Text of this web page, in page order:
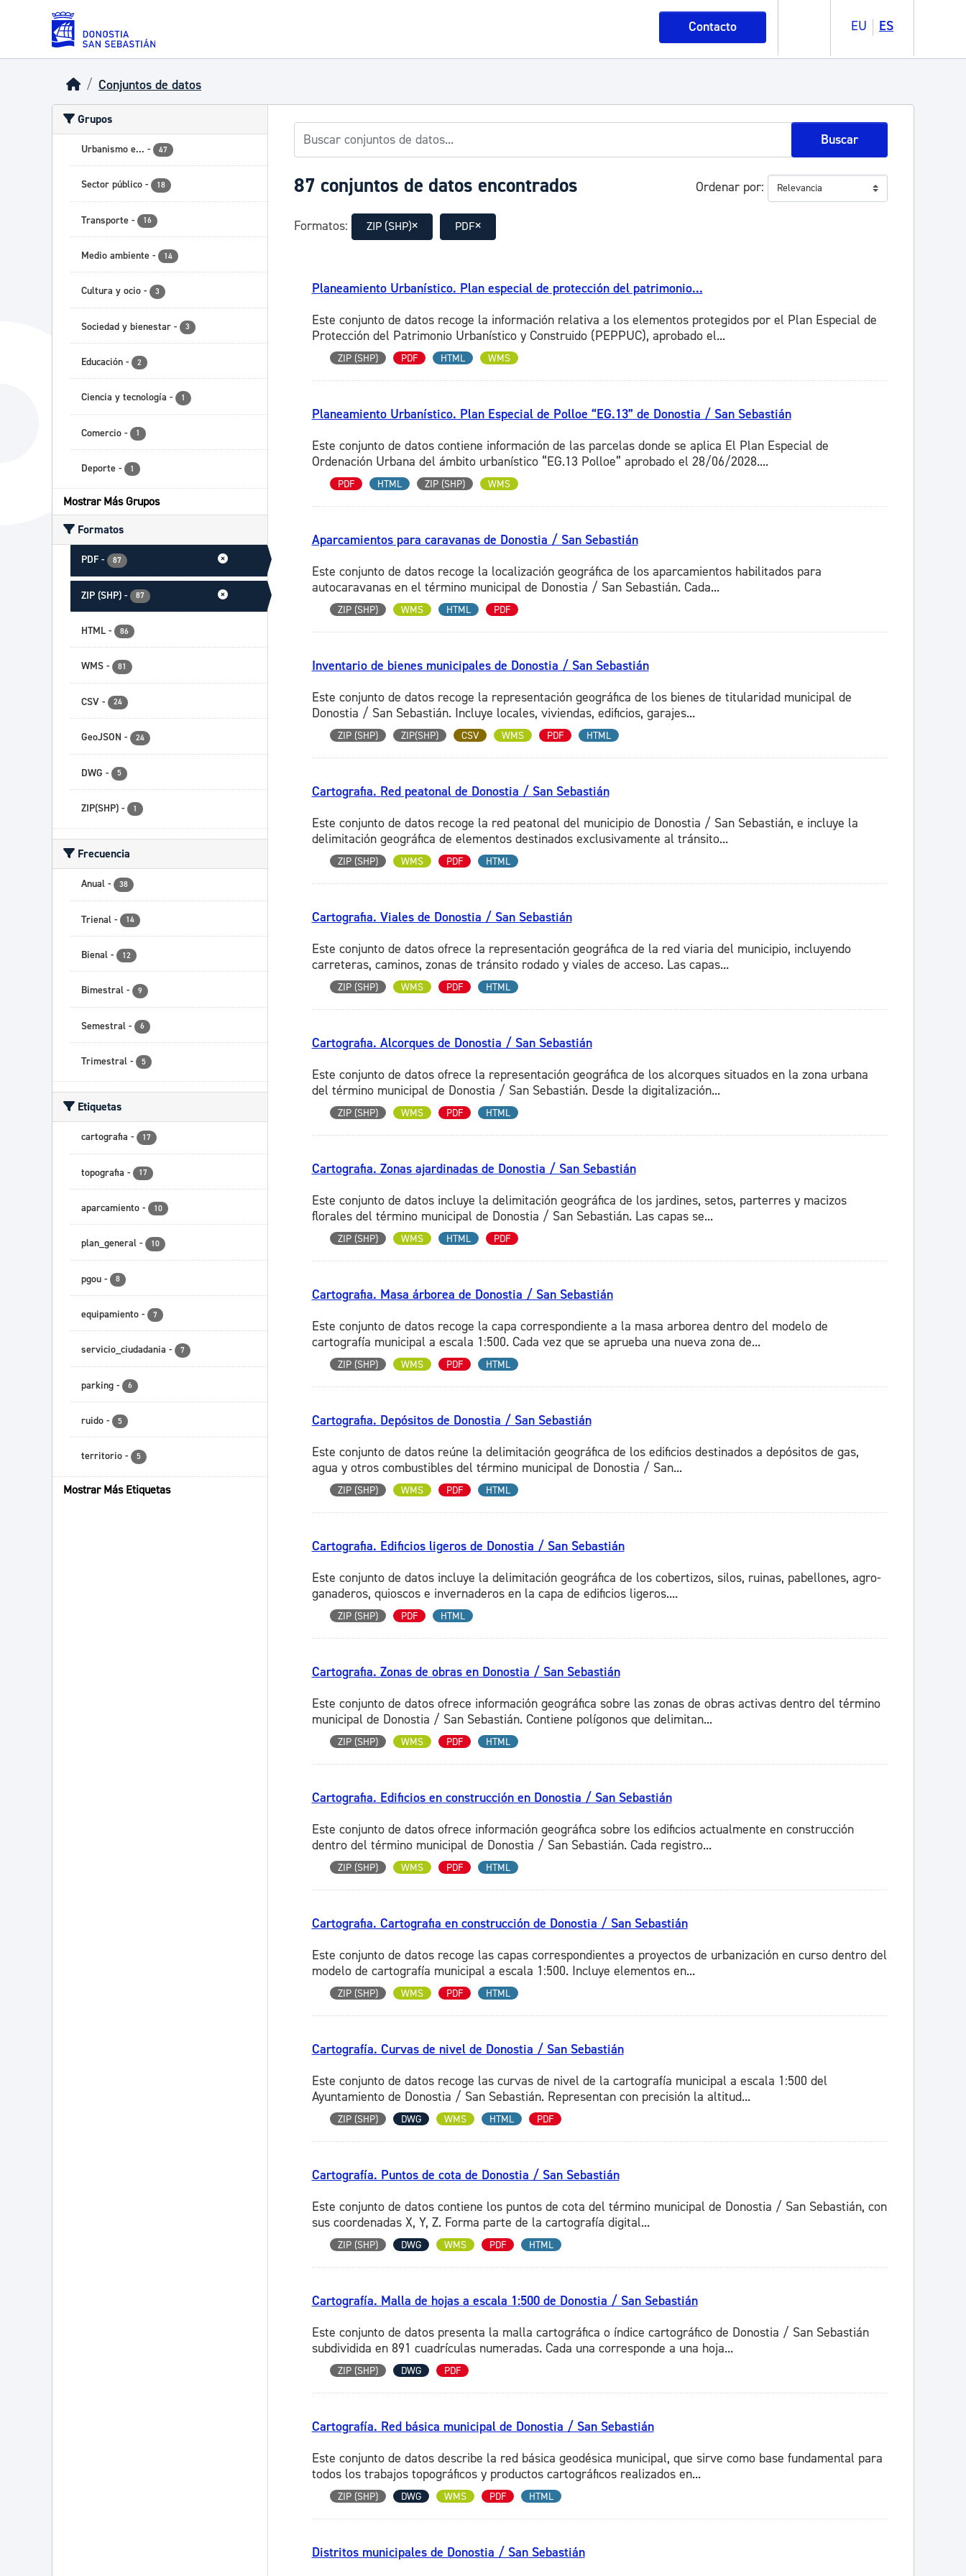
Skip to main content
Contacto
EU ES
Conjuntos de datos
Grupos
Urbanismo e... - 47
Sector público - 18
Transporte - 16
Medio ambiente - 14
Cultura y ocio - 3
Sociedad y bienestar - 3
Educación - 2
Ciencia y tecnología - 1
Comercio - 1
Deporte - 1
Mostrar Más Grupos
Formatos
PDF - 87
ZIP (SHP) - 87
HTML - 86
WMS - 81
CSV - 24
GeoJSON - 24
DWG - 5
ZIP(SHP) - 1
Frecuencia
Anual - 38
Trienal - 14
Bienal - 12
Bimestral - 9
Semestral - 6
Trimestral - 5
Etiquetas
cartografia - 17
topografia - 17
aparcamiento - 10
plan_general - 10
pgou - 8
equipamiento - 7
servicio_ciudadania - 7
parking - 6
ruido - 5
territorio - 5
Mostrar Más Etiquetas
Buscar
Ordenar por
87 conjuntos de datos encontrados
Formatos: ZIP (SHP) PDF
Planeamiento Urbanístico. Plan especial de protección del patrimonio...
Este conjunto de datos recoge la información relativa a los elementos protegidos por el Plan Especial de
Protección del Patrimonio Urbanístico y Construido (PEPPUC), aprobado el...
ZIP (SHP) PDF HTML WMS
Planeamiento Urbanístico. Plan Especial de Polloe “EG.13” de Donostia / San Sebastián
Este conjunto de datos contiene información de las parcelas donde se aplica El Plan Especial de
Ordenación Urbana del ámbito urbanístico “EG.13 Polloe” aprobado el 28/06/2028....
PDF HTML ZIP (SHP) WMS
Aparcamientos para caravanas de Donostia / San Sebastián
Este conjunto de datos recoge la localización geográfica de los aparcamientos habilitados para
autocaravanas en el término municipal de Donostia / San Sebastián. Cada...
ZIP (SHP) WMS HTML PDF
Inventario de bienes municipales de Donostia / San Sebastián
Este conjunto de datos recoge la representación geográfica de los bienes de titularidad municipal de
Donostia / San Sebastián. Incluye locales, viviendas, edificios, garajes...
ZIP (SHP) ZIP(SHP) CSV WMS PDF HTML
Cartografia. Red peatonal de Donostia / San Sebastián
Este conjunto de datos recoge la red peatonal del municipio de Donostia / San Sebastián, e incluye la
delimitación geográfica de elementos destinados exclusivamente al tránsito...
ZIP (SHP) WMS PDF HTML
Cartografia. Viales de Donostia / San Sebastián
Este conjunto de datos ofrece la representación geográfica de la red viaria del municipio, incluyendo
carreteras, caminos, zonas de tránsito rodado y viales de acceso. Las capas...
ZIP (SHP) WMS PDF HTML
Cartografia. Alcorques de Donostia / San Sebastián
Este conjunto de datos ofrece la representación geográfica de los alcorques situados en la zona urbana
del término municipal de Donostia / San Sebastián. Desde la digitalización...
ZIP (SHP) WMS PDF HTML
Cartografia. Zonas ajardinadas de Donostia / San Sebastián
Este conjunto de datos incluye la delimitación geográfica de los jardines, setos, parterres y macizos
florales del término municipal de Donostia / San Sebastián. Las capas se...
ZIP (SHP) WMS HTML PDF
Cartografia. Masa árborea de Donostia / San Sebastián
Este conjunto de datos recoge la capa correspondiente a la masa arborea dentro del modelo de
cartografía municipal a escala 1:500. Cada vez que se aprueba una nueva zona de...
ZIP (SHP) WMS PDF HTML
Cartografia. Depósitos de Donostia / San Sebastián
Este conjunto de datos reúne la delimitación geográfica de los edificios destinados a depósitos de gas,
agua y otros combustibles del término municipal de Donostia / San...
ZIP (SHP) WMS PDF HTML
Cartografia. Edificios ligeros de Donostia / San Sebastián
Este conjunto de datos incluye la delimitación geográfica de los cobertizos, silos, ruinas, pabellones, agro-
ganaderos, quioscos e invernaderos en la capa de edificios ligeros....
ZIP (SHP) PDF HTML
Cartografia. Zonas de obras en Donostia / San Sebastián
Este conjunto de datos ofrece información geográfica sobre las zonas de obras activas dentro del término
municipal de Donostia / San Sebastián. Contiene polígonos que delimitan...
ZIP (SHP) WMS PDF HTML
Cartografia. Edificios en construcción en Donostia / San Sebastián
Este conjunto de datos ofrece información geográfica sobre los edificios actualmente en construcción
dentro del término municipal de Donostia / San Sebastián. Cada registro...
ZIP (SHP) WMS PDF HTML
Cartografia. Cartografia en construcción de Donostia / San Sebastián
Este conjunto de datos recoge las capas correspondientes a proyectos de urbanización en curso dentro del
modelo de cartografía municipal a escala 1:500. Incluye elementos en...
ZIP (SHP) WMS PDF HTML
Cartografía. Curvas de nivel de Donostia / San Sebastián
Este conjunto de datos recoge las curvas de nivel de la cartografía municipal a escala 1:500 del
Ayuntamiento de Donostia / San Sebastián. Representan con precisión la altitud...
ZIP (SHP) DWG WMS HTML PDF
Cartografía. Puntos de cota de Donostia / San Sebastián
Este conjunto de datos contiene los puntos de cota del término municipal de Donostia / San Sebastián, con
sus coordenadas X, Y, Z. Forma parte de la cartografía digital...
ZIP (SHP) DWG WMS PDF HTML
Cartografía. Malla de hojas a escala 1:500 de Donostia / San Sebastián
Este conjunto de datos presenta la malla cartográfica o índice cartográfico de Donostia / San Sebastián
subdividida en 891 cuadrículas numeradas. Cada una corresponde a una hoja...
ZIP (SHP) DWG PDF
Cartografía. Red básica municipal de Donostia / San Sebastián
Este conjunto de datos describe la red básica geodésica municipal, que sirve como base fundamental para
todos los trabajos topográficos y productos cartográficos realizados en...
ZIP (SHP) DWG WMS PDF HTML
Distritos municipales de Donostia / San Sebastián